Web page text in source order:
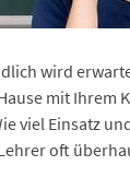
wird
mit Ihrem
viel Einsatz
oft